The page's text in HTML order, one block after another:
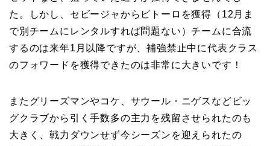
た。しかし、セビージャからビトーロを獲得（12月ま
で別チームにレンタルすれば問題ない）チームに合流
するのは来年1月以降ですが、補強禁止中に代表クラス
のフォワードを獲得できたのは非常に大きいです！
またグリーズマンやコケ、サウール・ニゲスなどビッ
グクラブから引く手数多の主力を残留させられたのも
大きく、戦力ダウンせず今シーズンを迎えられたの